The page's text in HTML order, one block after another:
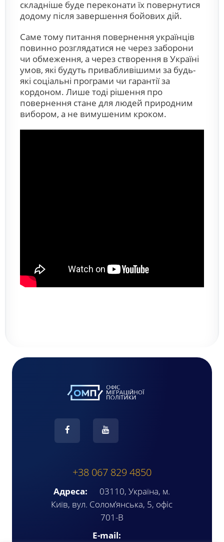
складніше буде переконати їх повернутися
додому після завершення бойових дій.
Саме тому питання повернення українців
повинно розглядатися не через заборони
чи обмеження, а через створення в Україні
умов, які будуть привабливішими за будь-
які соціальні програми чи гарантії за
кордоном. Лише тоді рішення про
повернення стане для людей природним
вибором, а не вимушеним кроком.
+38 067 829 4850
Адреса:
03110, Україна, м.
Київ, вул. Солом’янська, 5, офіс
701-В
E-mail: